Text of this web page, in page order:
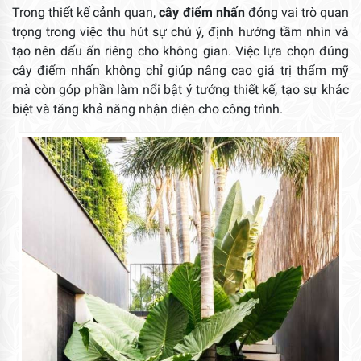
Trong thiết kế cảnh quan,cây điểm nhấnđóng vai trò quan
trọng trong việc thu hút sự chú ý, định hướng tầm nhìn và
tạo nên dấu ấn riêng cho không gian. Việc lựa chọn đúng
cây điểm nhấn không chỉ giúp nâng cao giá trị thẩm mỹ
mà còn góp phần làm nổi bật ý tưởng thiết kế, tạo sự khác
biệt và tăng khả năng nhận diện cho công trình.